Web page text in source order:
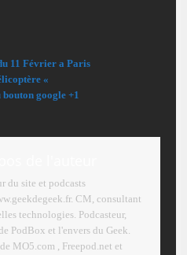
11 Février a Paris
«
google +1
du site et podcasts
CM, consultant
technologies. Podcasteur,
PodBox et l'envers du Geek.
MO5.com , Freepod.net et